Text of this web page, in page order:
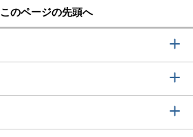
このページの先頭へ